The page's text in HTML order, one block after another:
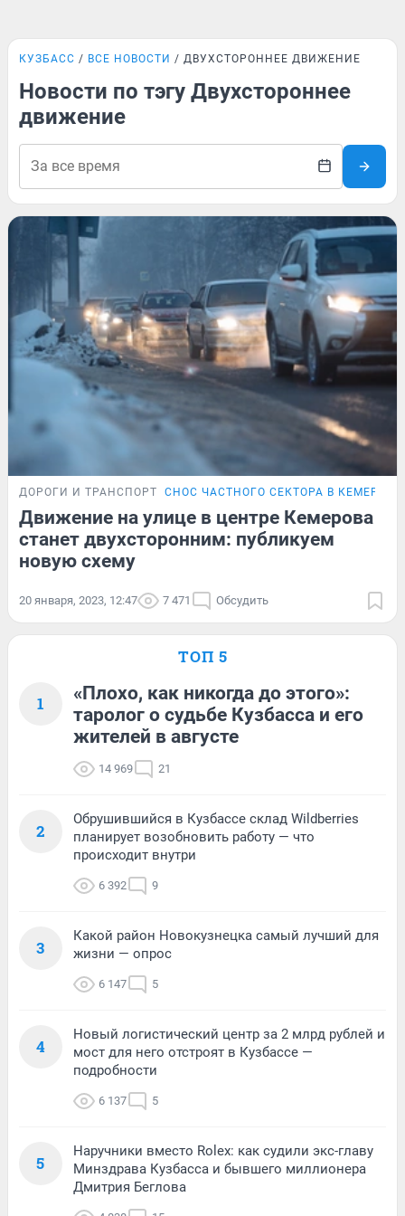
КУЗБАСС ВСЕ НОВОСТИ ДВУХСТОРОННЕЕ ДВИЖЕНИЕ
Новости по тэгу Двухстороннее
движение
ДОРОГИ И ТРАНСПОРТ СНОС ЧАСТНОГО СЕКТОРА В КЕМЕРОВЕ
Движение на улице в центре Кемерова
станет двухсторонним: публикуем
новую схему
20 января, 2023, 12:47 7 471 Обсудить
ТОП 5
1
«Плохо, как никогда до этого»:
таролог о судьбе Кузбасса и его
жителей в августе
14 969 21
2
Обрушившийся в Кузбассе склад Wildberries
планирует возобновить работу — что
происходит внутри
6 392 9
3
Какой район Новокузнецка самый лучший для
жизни — опрос
6 147 5
4
Новый логистический центр за 2 млрд рублей и
мост для него отстроят в Кузбассе —
подробности
6 137 5
5
Наручники вместо Rolex: как судили экс-главу
Минздрава Кузбасса и бывшего миллионера
Дмитрия Беглова